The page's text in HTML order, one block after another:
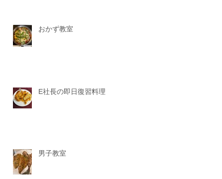
おかず教室
E社長の即日復習料理
男子教室